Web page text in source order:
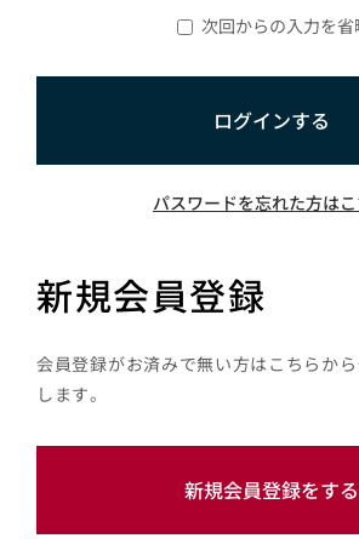
次回からの入力を省
ログインする
パスワードを忘れた方は
新規会員登録
会員登録がお済みで無い方はこちらか
します。
新規会員登録をする